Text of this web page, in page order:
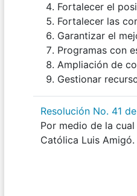
Fortalecer el
Fortalecer las
Garantizar el
Programas con
Ampliación de
Gestionar
Resolución No. 41
Por medio de la
Católica Luis Amigó.